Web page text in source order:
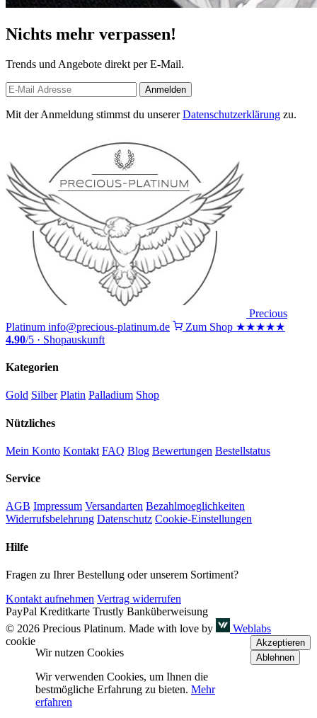
Nichts mehr verpassen!
Trends und Angebote direkt per E-Mail.
Anmelden
Mit der Anmeldung stimmst du unsererDatenschutzerklärung zu.
Precious
Platinum info@precious-platinum.de Zum Shop ★★★★★
4.90/5 · Shopauskunft
Kategorien
Gold Silber Platin Palladium Shop
Nützliches
Mein Konto Kontakt FAQ Blog Bewertungen Bestellstatus
Service
AGB Impressum Versandarten Bezahlmoeglichkeiten
Widerrufsbelehrung Datenschutz Cookie-Einstellungen
Hilfe
Fragen zu Ihrer Bestellung oder unserem Sortiment?
Kontakt aufnehmen Vertrag widerrufen
PayPal Kreditkarte Trustly Banküberweisung
© 2026 Precious Platinum. Made with love by
Weblabs
cookie
Wir nutzen Cookies
Wir verwenden Cookies, um Ihnen die
bestmögliche Erfahrung zu bieten. Mehr
erfahren
Akzeptieren
Ablehnen